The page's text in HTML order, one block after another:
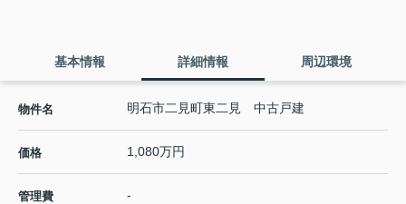
基本情報 詳細情報 周辺環境
物件名 明石市二見町東二見 中古戸建
価格 1,080万円
管理費 -